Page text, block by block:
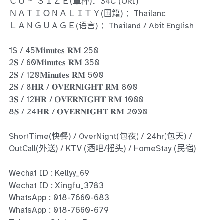
Permas Jaya 1
Permas Jaya 2
Kebun Teh
JB Town 1
JB Town 2
JB Town 3
JB Town 5
JB Town Sentosa
ＮＡＴＩＯＮＡＬＩＴＹ(国籍) ：Thailand
ＬＡＮＧＵＡＧＥ(语言) ：Thailand / Abit English
1S / 45𝐌𝐢𝐧𝐮𝐭𝐞𝐬 𝐑𝐌 250
2𝐒 / 60𝐌𝐢𝐧𝐮𝐭𝐞𝐬 𝐑𝐌 350
2𝐒 / 120𝐌𝐢𝐧𝐮𝐭𝐞𝐬 𝐑𝐌 500
2𝐒 / 8𝐇𝐑 / 𝐎𝐕𝐄𝐑𝐍𝐈𝐆𝐇𝐓 𝐑𝐌 800
3𝐒 / 12𝐇𝐑 / 𝐎𝐕𝐄𝐑𝐍𝐈𝐆𝐇𝐓 𝐑𝐌 1000
8𝐒 / 24𝐇𝐑 / 𝐎𝐕𝐄𝐑𝐍𝐈𝐆𝐇𝐓 𝐑𝐌 2000
ShortTime(快餐) / OverNight(包夜) / 24hr(包天) /
OutCall(外送) / KTV (酒吧/摇头) / HomeStay (民宿)
Wechat ID : Kellyy_69
Wechat ID : Xingfu_3783
WhatsApp : 018-7660-683
WhatsApp : 018-7660-679